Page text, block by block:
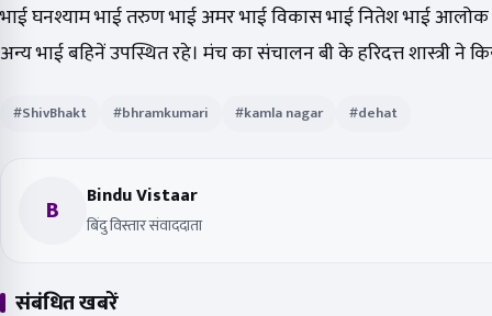
भाई घनश्याम भाई तरुण भाई अमर भाई विकास भाई नितेश भाई
अन्य भाई बहिनें उपस्थित रहे। मंच का संचालन बी के हरिदत्त शास्त्री ने
#ShivBhakt #bhramkumari #kamla nagar #dehat
B Bindu Vistaar
बिंदु विस्तार संवाददाता
संबंधित खबरें